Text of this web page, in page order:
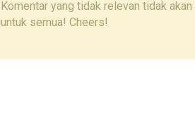
Komentar yang tidak relevan tidak
untuk semua! Cheers!